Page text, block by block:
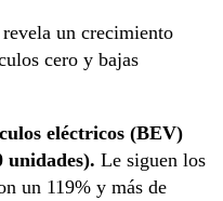
un crecimiento
cero y bajas
eléctricos (BEV)
unidades). Le siguen los
un 119% y más de